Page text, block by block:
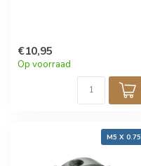
€10,95
Op voorraad
M5 X 0.75